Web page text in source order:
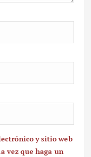
y sitio web
vez que haga un